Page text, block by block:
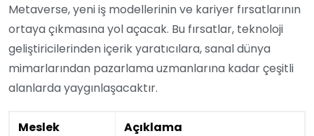
Metaverse, yeni iş modellerinin ve kariyer fırsatlarının
ortaya çıkmasına yol açacak. Bu fırsatlar, teknoloji
geliştiricilerinden içerik yaratıcılara, sanal dünya
mimarlarından pazarlama uzmanlarına kadar çeşitli
alanlarda yaygınlaşacaktır.
Meslek
Açıklama